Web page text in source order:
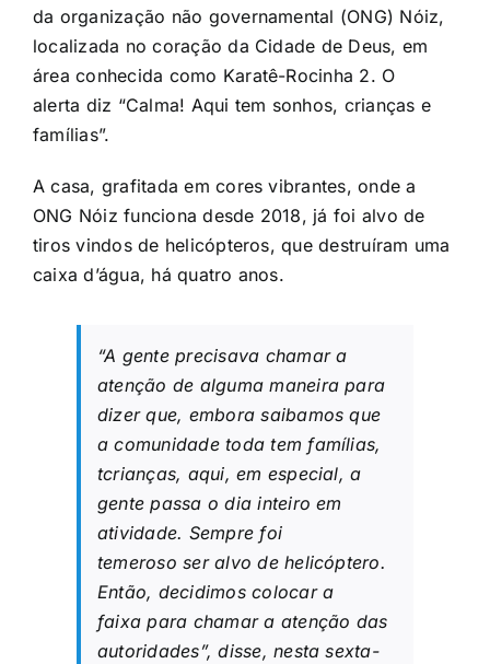
da organização não governamental (ONG) Nóiz,
localizada no coração da Cidade de Deus, em
área conhecida como Karatê-Rocinha 2. O
alerta diz “Calma! Aqui tem sonhos, crianças e
famílias”.
A casa, grafitada em cores vibrantes, onde a
ONG Nóiz funciona desde 2018, já foi alvo de
tiros vindos de helicópteros, que destruíram uma
caixa d’água, há quatro anos.
“A gente precisava chamar a
atenção de alguma maneira para
dizer que, embora saibamos que
a comunidade toda tem famílias,
tcrianças, aqui, em especial, a
gente passa o dia inteiro em
atividade. Sempre foi
temeroso ser alvo de helicóptero.
Então, decidimos colocar a
faixa para chamar a atenção das
autoridades”, disse, nesta sexta-